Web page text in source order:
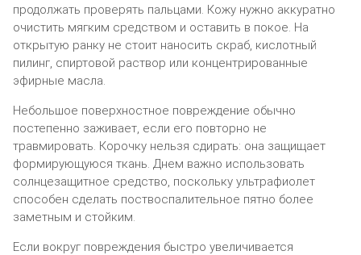
продолжать проверять пальцами. Кожу нужно аккуратно
очистить мягким средством и оставить в покое. На
открытую ранку не стоит наносить скраб, кислотный
пилинг, спиртовой раствор или концентрированные
эфирные масла.
Небольшое поверхностное повреждение обычно
постепенно заживает, если его повторно не
травмировать. Корочку нельзя сдирать: она защищает
формирующуюся ткань. Днем важно использовать
солнцезащитное средство, поскольку ультрафиолет
способен сделать поствоспалительное пятно более
заметным и стойким.
Если вокруг повреждения быстро увеличивается